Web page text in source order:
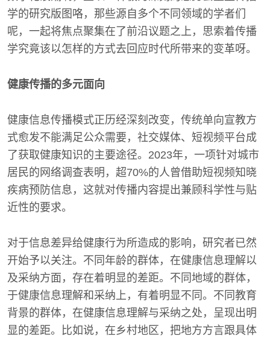
学的研究版图咯，那些源自多个不同领域的学者们
呢，一起将焦点聚集在了前沿议题之上，思索着传播
学究竟该以怎样的方式去回应时代所带来的变革呀。
健康传播的多元面向
健康信息传播模式正历经深刻改变，传统单向宣教方
式愈发不能满足公众需要，社交媒体、短视频平台成
了获取健康知识的主要途径。2023年，一项针对城市
居民的网络调查表明，超70%的人曾借助短视频知晓
疾病预防信息，这就对传播内容提出兼顾科学性与贴
近性的要求。
对于信息差异给健康行为所造成的影响，研究者已然
开始予以关注。不同年龄的群体，在健康信息理解以
及采纳方面，存在着明显的差距。不同地域的群体，
于健康信息理解和采纳上，有着明显不同。不同教育
背景的群体，在健康信息理解与采纳之处，呈现出明
显的差距。比如说，在乡村地区，把地方方言跟具体